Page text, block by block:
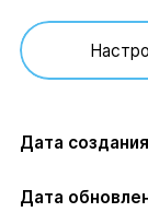
Дата
Дата